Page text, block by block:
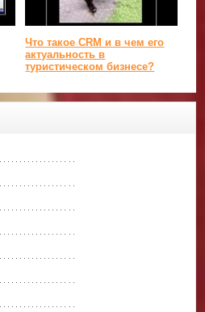
Что такое CRM и в чем его
актуальность в
туристическом бизнесе?